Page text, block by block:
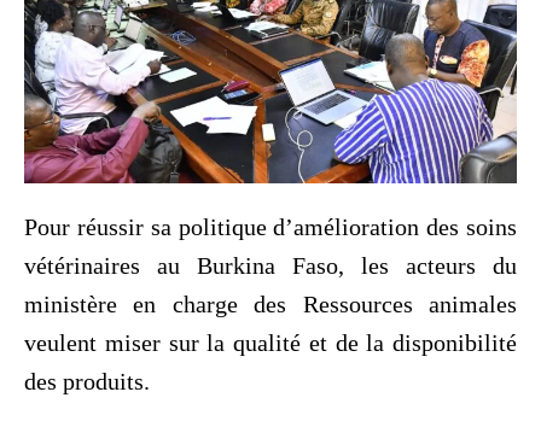
Pour réussir sa politique d’amélioration des soins
vétérinaires au Burkina Faso, les acteurs du
ministère en charge des Ressources animales
veulent miser sur la qualité et de la disponibilité
des produits.